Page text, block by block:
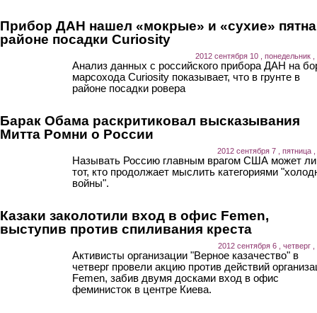
Прибор ДАН нашел «мокрые» и «сухие»
районе посадки Curiosity
2012 сентября 10 , понедельник ,
Анализ данных с российского прибора ДАН на
марсохода Curiosity показывает, что в грунте в
районе посадки ровера
Барак Обама раскритиковал высказывания
Митта Ромни о России
2012 сентября 7 , пятница ,
Называть Россию главным врагом США может
тот, кто продолжает мыслить категориями
войны".
Казаки заколотили вход в офис Femen,
выступив против спиливания креста
2012 сентября 6 , четверг ,
Активисты организации "Верное казачество" в
четверг провели акцию против действий
Femen, забив двумя досками вход в офис
феминисток в центре Киева.